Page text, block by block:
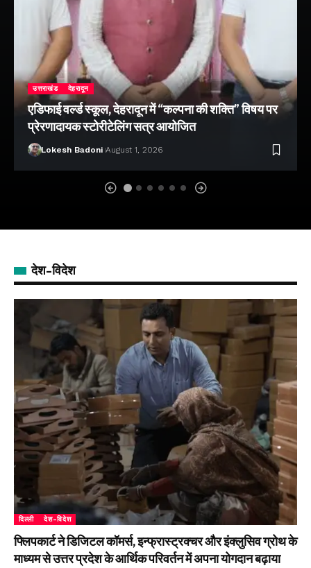
उत्तराखंड देहरादून
एडिफाई वर्ल्ड स्कूल, देहरादून में “कल्पना की शक्ति” विषय पर
प्रेरणादायक स्टोरीटेलिंग सत्र आयोजित
Lokesh Badoni August 1, 2026
देश-विदेश
दिल्ली देश-विदेश
फ्लिपकार्ट ने डिजिटल कॉमर्स, इन्फ्रास्ट्रक्चर और इंक्लुसिव ग्रोथ के
माध्यम से उत्तर प्रदेश के आर्थिक परिवर्तन में अपना योगदान बढ़ाया